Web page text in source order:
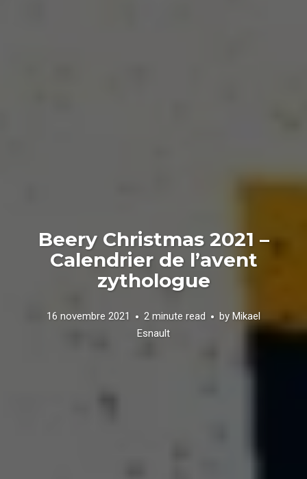
Beery Christmas 2021 –
Calendrier de l’avent
zythologue
16 novembre 2021 2 minute read by Mikael
Esnault